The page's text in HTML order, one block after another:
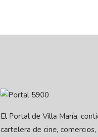
El Portal de Villa María,
cartelera de cine,